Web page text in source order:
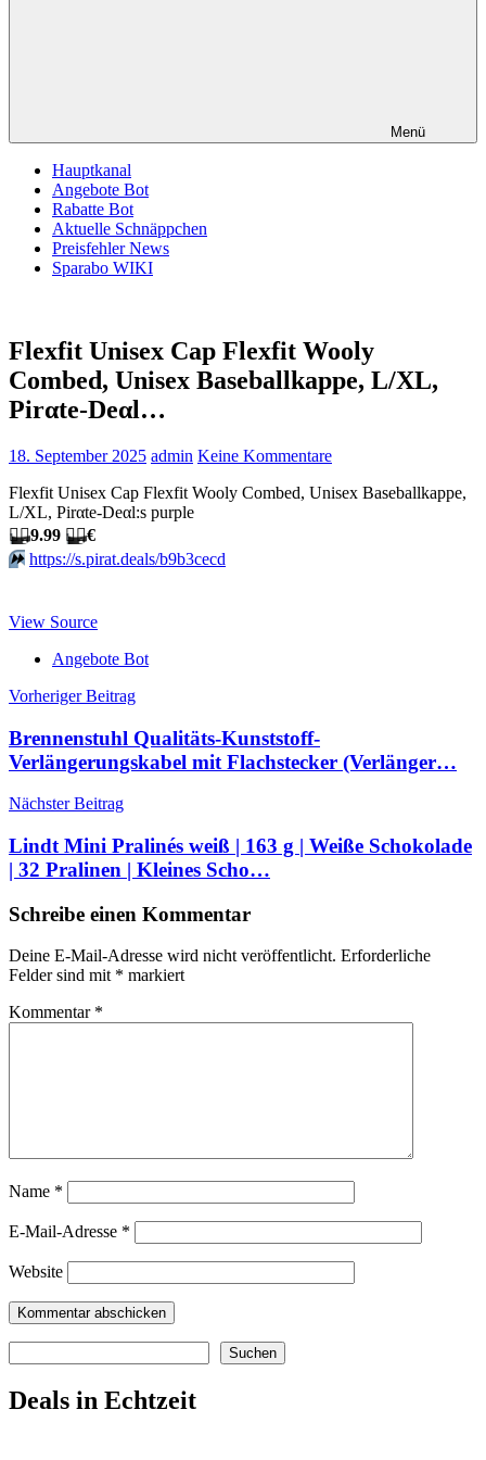
Menü
Hauptkanal
Angebote Bot
Rabatte Bot
Aktuelle Schnäppchen
Preisfehler News
Sparabo WIKI
Flexfit Unisex Cap Flexfit Wooly
Combed, Unisex Baseballkappe, L/XL,
Pirαtе-Dеαl…
18. September 2025 admin Keine Kommentare
Flexfit Unisex Cap Flexfit Wooly Combed, Unisex Baseballkappe,
L/XL, Pirαtе-Dеαl:s purple
🏴‍☠️9.99 🏴‍☠️€
⏩️ https://s.pirat.deals/b9b3cecd
View Source
Angebote Bot
Beitragsnavigation
Vorheriger Beitrag
Brennenstuhl Qualitäts-Kunststoff-
Verlängerungskabel mit Flachstecker (Verlänger…
Nächster Beitrag
Lindt Mini Pralinés weiß | 163 g | Weiße Schokolade
| 32 Pralinen | Kleines Scho…
Schreibe einen Kommentar
Deine E-Mail-Adresse wird nicht veröffentlicht. Erforderliche
Felder sind mit * markiert
Kommentar *
Name *
E-Mail-Adresse *
Website
Suchen
Deals in Echtzeit